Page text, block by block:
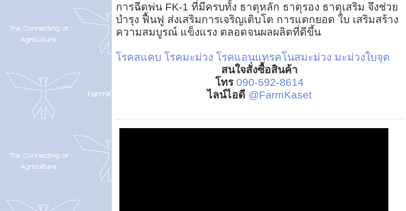
การฉีดพ่น FK-1 ที่มีครบทั้ง ธาตุหลัก ธาตุรอง ธาตุเสริม จึงช่วย
บำรุง ฟื้นฟู ส่งเสริมการเจริญเติบโต การแตกยอด ใบ เสริมสร้าง
ความสมบูรณ์ แข็งแรง ตลอดจนผลผลิตที่ดีขึ้น
โรคสแคบ โรคมะม่วง โรคแอนแทรคโนสมะม่วง มะม่วงใบจุด
สนใจสั่งซื้อสินค้า
โทร 090-592-8614
ไลน์ไอดี @FarmKaset